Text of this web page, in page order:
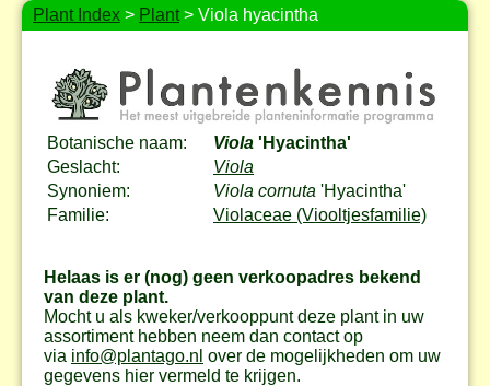
Plant Index > Plant> Viola hyacintha
Botanische naam: Viola 'Hyacintha'
Geslacht:
Viola
Synoniem:
Viola cornuta 'Hyacintha'
Familie:
Violaceae (Viooltjesfamilie)
Helaas is er (nog) geen verkoopadres bekend
van deze plant.
Mocht u als kweker/verkooppunt deze plant in uw
assortiment hebben neem dan contact op
via info@plantago.nl over de mogelijkheden om uw
gegevens hier vermeld te krijgen.